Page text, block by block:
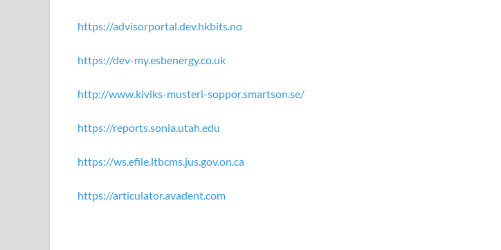
https://advisorportal.dev.hkbits.no
https://dev-my.esbenergy.co.uk
http://www.kiviks-musteri-soppor.smartson.se/
https://reports.sonia.utah.edu
https://ws.efile.ltbcms.jus.gov.on.ca
https://articulator.avadent.com